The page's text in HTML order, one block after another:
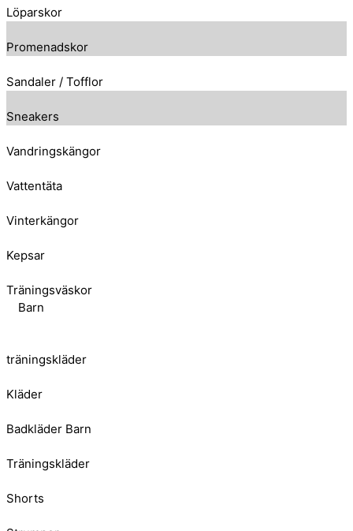
Löparskor
Promenadskor
Sandaler / Tofflor
Sneakers
Vandringskängor
Vattentäta
Vinterkängor
Kepsar
Träningsväskor
Barn
träningskläder
Kläder
Badkläder Barn
Träningskläder
Shorts